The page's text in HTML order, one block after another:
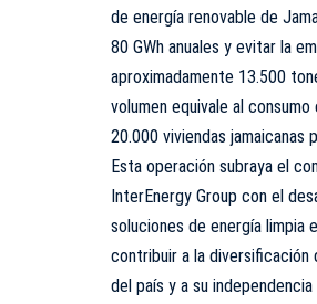
de energía renovable de
80 GWh anuales y evitar la
aproximadamente 13.500
volumen equivale al
20.000 viviendas jamaicanas
Esta operación subraya el
InterEnergy Group con el
soluciones de energía limpia
contribuir a la diversificación
del país y a su